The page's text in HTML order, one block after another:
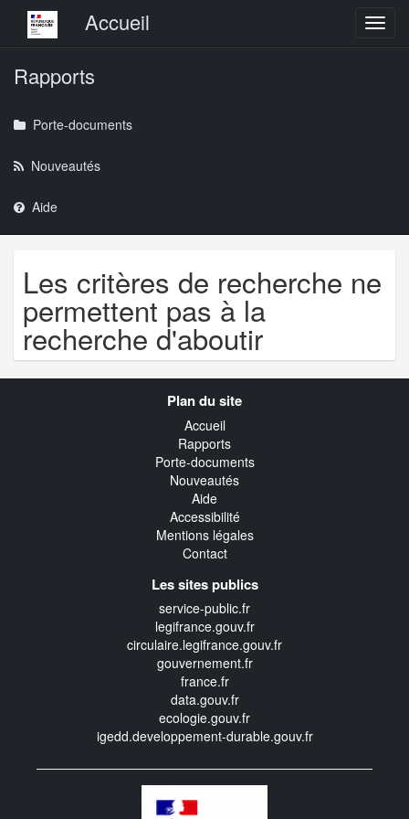
Menu principalAccueil
Rapports
Porte-documents
Nouveautés
Aide
Les critères de recherche ne
permettent pas à la
recherche d'aboutir
Plan du site
Accueil
Rapports
Porte-documents
Nouveautés
Aide
Accessibilité
Mentions légales
Contact
Les sites publics
service-public.fr
legifrance.gouv.fr
circulaire.legifrance.gouv.fr
gouvernement.fr
france.fr
data.gouv.fr
ecologie.gouv.fr
igedd.developpement-durable.gouv.fr